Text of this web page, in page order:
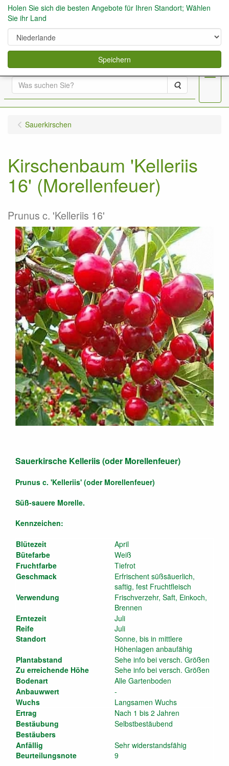
Suche
Menu
Sauerkirschen
Kirschenbaum 'Kelleriis
16' (Morellenfeuer)
Prunus c. 'Kelleriis 16'
Sauerkirsche Kelleriis (oder Morellenfeuer)
Prunus c. 'Kelleriis' (oder Morellenfeuer)
Süß-sauere Morelle.
Kennzeichen:
Blütezeit
April
Bütefarbe
Weiß
Fruchtfarbe
Tiefrot
Geschmack
Erfrischent süßsäuerlich,
saftig, fest Fruchtfleisch
Verwendung
Frischverzehr, Saft, Einkoch,
Brennen
Erntezeit
Reife
Standort
Juli
Juli
Sonne, bis in mittlere
Höhenlagen anbaufähig
Plantabstand
Zu erreichende Höhe
Sehe info bei versch. Größen
Sehe info bei versch. Größen
Bodenart
Alle Gartenboden
Anbauwwert
-
Wuchs
Langsamen Wuchs
Ertrag
Nach 1 bis 2 Jahren
Bestäubung
Selbstbestäubend
Bestäubers
Anfällig
Beurteilungsnote
Sehr widerstandsfähig
9
Holen Sie sich die besten Angebote für Ihren Standort; Wählen
Sie ihr Land
Speichern